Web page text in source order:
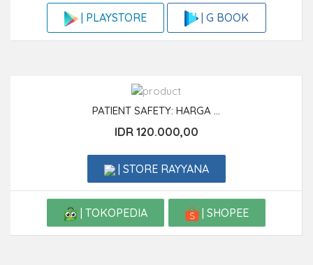
| PLAYSTORE | G BOOK
PATIENT SAFETY: HARGA ...
IDR 120.000,00
| STORE RAYYANA
| TOKOPEDIA | SHOPEE